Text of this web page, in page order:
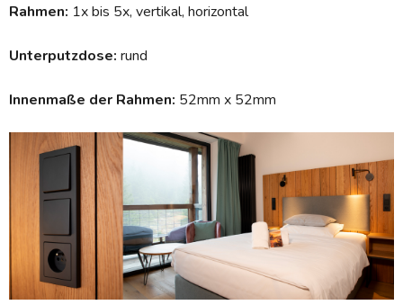
Rahmen: 1x bis 5x, vertikal, horizontal
Unterputzdose: rund
Innenmaße der Rahmen: 52mm x 52mm